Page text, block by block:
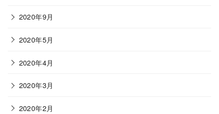
2020年9月
2020年5月
2020年4月
2020年3月
2020年2月